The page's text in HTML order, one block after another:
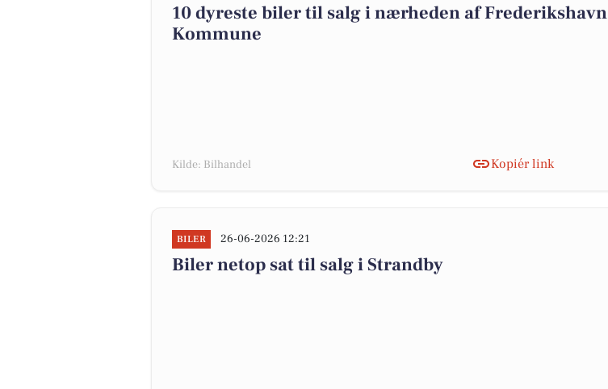
10 dyreste biler til salg i nærheden af Frederikshavn
Kommune
Kilde: Bilhandel Kopiér link
BILER 26-06-2026 12:21
Biler netop sat til salg i Strandby